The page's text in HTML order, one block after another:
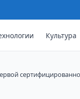
Культура